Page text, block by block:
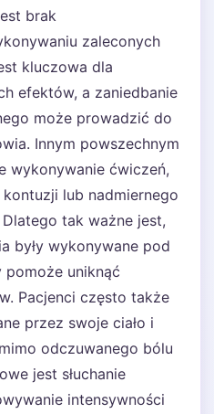
brak
zaleconych
kluczowa dla
efektów, a zaniedbanie
może prowadzić do
Innym powszechnym
wykonywanie ćwiczeń,
lub nadmiernego
tak ważne jest,
były wykonywane pod
uniknąć
Pacjenci często także
przez swoje ciało i
odczuwanego bólu
jest słuchanie
intensywności